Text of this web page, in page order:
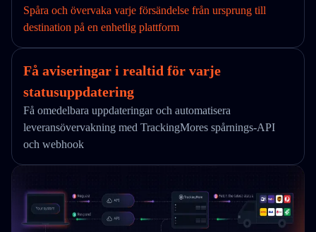
Spåra och övervaka varje försändelse från ursprung till
destination på en enhetlig plattform
Få aviseringar i realtid för varje
statusuppdatering
Få omedelbara uppdateringar och automatisera
leveransövervakning med TrackingMores spårnings-API
och webhook